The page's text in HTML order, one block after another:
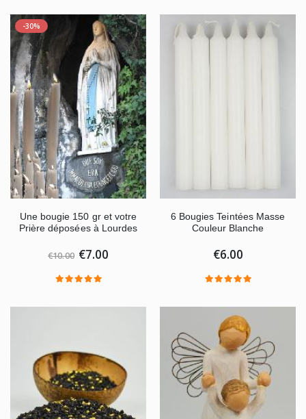
-30%
Une bougie 150 gr et votre
Prière déposées à Lourdes
€10.00 €7.00
6 Bougies Teintées Masse
Couleur Blanche
€6.00